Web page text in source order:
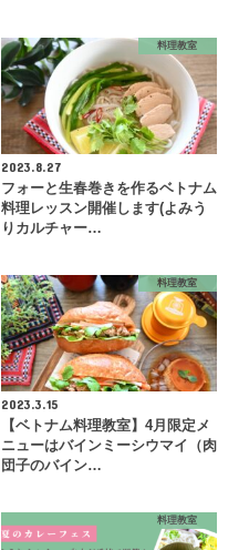
料理教室
2023.8.27
フォーと生春巻きを作るベトナム
料理レッスン開催します(よみう
りカルチャー…
料理教室
2023.3.15
【ベトナム料理教室】4月限定メ
ニューはバインミーシウマイ（肉
団子のバイン…
料理教室